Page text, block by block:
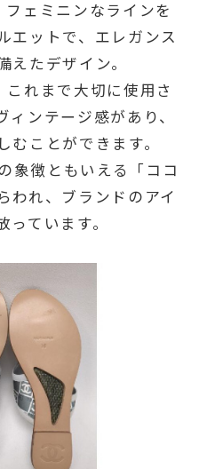
ェミニンなラインを
エットで、エレガンス
えたデザイン。
これまで大切に使用さ
ンテージ感があり、
ことができます。
象徴ともいえる「ココ
われ、ブランドのアイ
ています。